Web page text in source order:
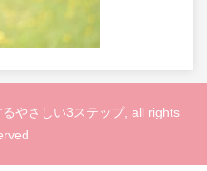
やさしい3ステップ, all rights